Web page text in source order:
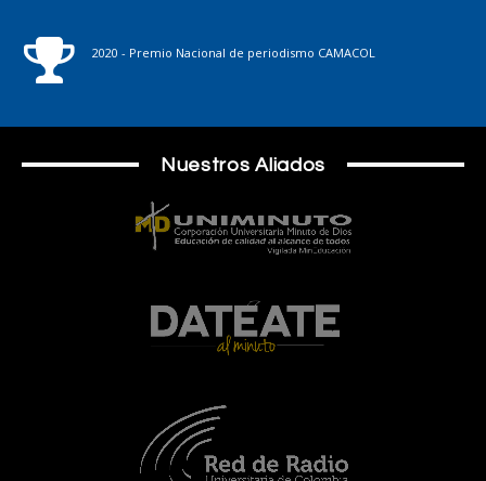
2020 - Premio Nacional de periodismo CAMACOL
Nuestros Aliados